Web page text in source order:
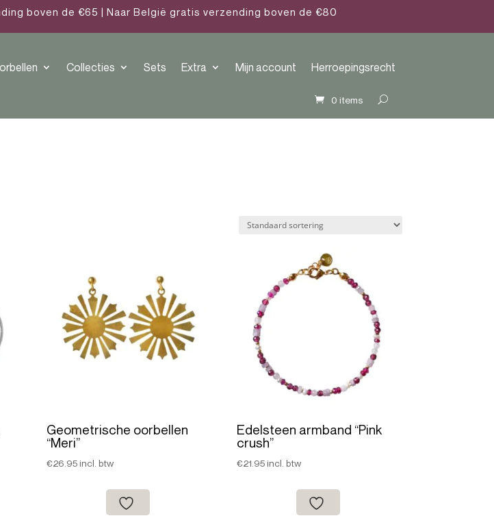
boven de €65 | Naar België gratis verzending boven de €80
Collecties Sets Extra Mijn account Herroepingsrecht
0 items
Geometrische oorbellen
“Meri”
€26.95incl. btw
Edelsteen armband “Pink
crush”
€21.95incl. btw